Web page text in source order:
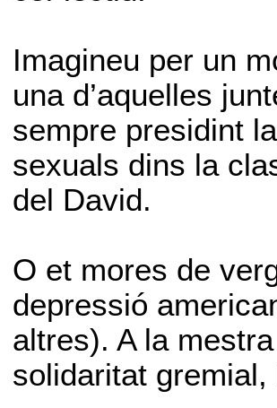
Imagineu per un
una d’aquelles
sempre presidint
sexuals dins la
del David.
O et mores de
depressió
altres). A la
solidaritat